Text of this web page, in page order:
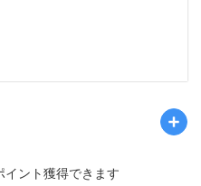
イント獲得できます